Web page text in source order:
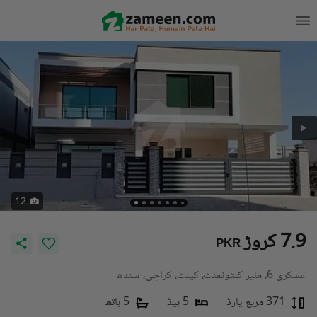
12
PKR 7.9 کروڑ
عسکری 6، ملیر کنٹونمنٹ، کینٹ، کراچی، سندھ
371 مربع یارڈ
5 بیڈ 5 باتھ